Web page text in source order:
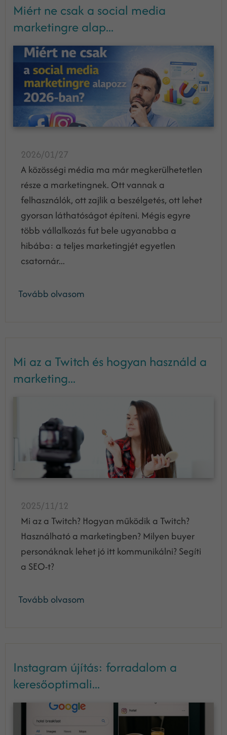
Miért ne csak a social media
marketingre alap...
2026/01/27
A közösségi média ma már megkerülhetetlen
része a marketingnek. Ott vannak a
felhasználók, ott zajlik a beszélgetés, ott lehet
gyorsan láthatóságot építeni. Mégis egyre
több vállalkozás fut bele ugyanabba a
hibába: a teljes marketingjét egyetlen
csatornár...
Tovább olvasom
Mi az a Twitch és hogyan használd a
marketing...
2025/11/12
Mi az a Twitch? Hogyan működik a Twitch?
Használható a marketingben? Milyen buyer
personáknak lehet jó itt kommunikálni? Segíti
a SEO-t?
Tovább olvasom
Instagram újítás: forradalom a
keresőoptimali...